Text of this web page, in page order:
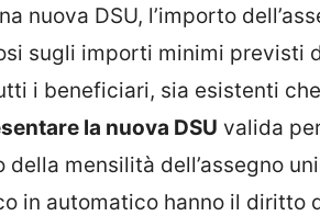
nuova DSU, l’importo
sugli importi minimi previsti
i beneficiari, sia esistenti
la nuova DSU valida
mensilità dell’assegno
in automatico hanno il diritto